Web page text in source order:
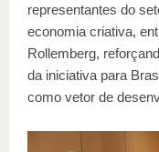
representantes do
economia criativa,
Rollemberg,
da iniciativa para
como vetor de